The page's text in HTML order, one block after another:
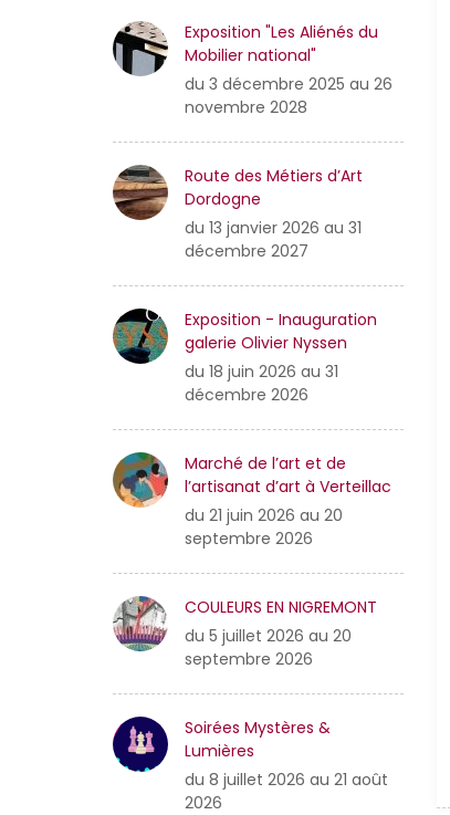
Exposition "Les Aliénés du
Mobilier national"
du 3 décembre 2025 au 26
novembre 2028
Route des Métiers d’Art
Dordogne
du 13 janvier 2026 au 31
décembre 2027
Exposition - Inauguration
galerie Olivier Nyssen
du 18 juin 2026 au 31
décembre 2026
Marché de l’art et de
l’artisanat d’art à Verteillac
du 21 juin 2026 au 20
septembre 2026
COULEURS EN NIGREMONT
du 5 juillet 2026 au 20
septembre 2026
Soirées Mystères &
Lumières
du 8 juillet 2026 au 21 août
2026